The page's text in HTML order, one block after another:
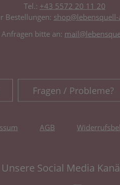
Tel.: +43 5572 20 11 20
Bestellungen:
bitte an:
Fragen / Probleme?
AGB
Unsere Social Media